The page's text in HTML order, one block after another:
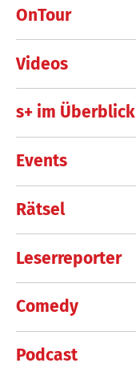
OnTour
Videos
s+ im Überblick
Events
Rätsel
Leserreporter
Comedy
Podcast